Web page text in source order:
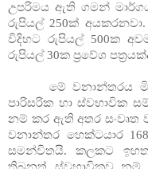
උපරිමය ඇති ගමන්
රුපියල් 250ක්
විදිහට රුපියල් 500ක
රුපියල් 30ක ප්‍රවේශ
මේ වනාන්තරය
පාරිසරික හා ස්වභාවික
නම් කර ඇති අතර සංවෘත
වනාන්තර හෙක්ටයාර
සමන්විතයි. කලකට ඉහත